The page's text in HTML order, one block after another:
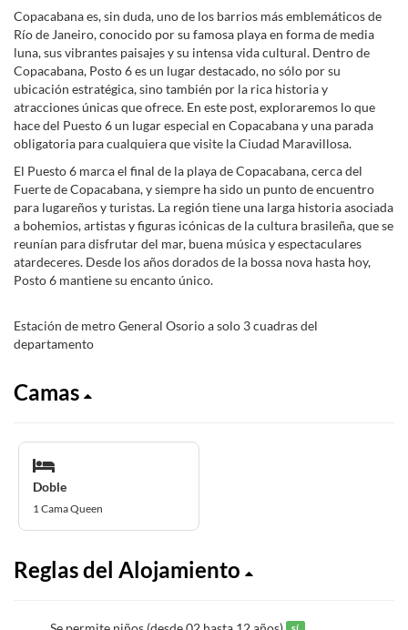
Copacabana es, sin duda, uno de los barrios más emblemáticos de
Río de Janeiro, conocido por su famosa playa en forma de media
luna, sus vibrantes paisajes y su intensa vida cultural. Dentro de
Copacabana, Posto 6 es un lugar destacado, no sólo por su
ubicación estratégica, sino también por la rica historia y
atracciones únicas que ofrece. En este post, exploraremos lo que
hace del Puesto 6 un lugar especial en Copacabana y una parada
obligatoria para cualquiera que visite la Ciudad Maravillosa.
El Puesto 6 marca el final de la playa de Copacabana, cerca del
Fuerte de Copacabana, y siempre ha sido un punto de encuentro
para lugareños y turistas. La región tiene una larga historia asociada
a bohemios, artistas y figuras icónicas de la cultura brasileña, que se
reunían para disfrutar del mar, buena música y espectaculares
atardeceres. Desde los años dorados de la bossa nova hasta hoy,
Posto 6 mantiene su encanto único.
Estación de metro General Osorio a solo 3 cuadras del
departamento
Camas
Doble
1 Cama Queen
Reglas del Alojamiento